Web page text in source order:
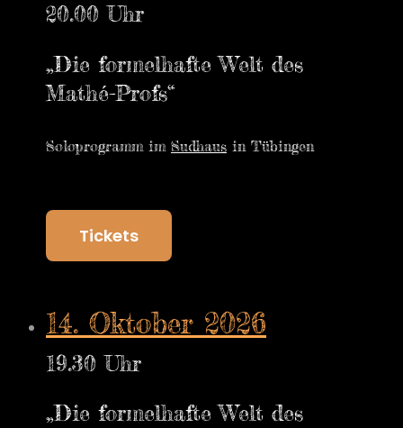
20.00 Uhr
„Die formelhafte Welt des
Mathé-Profs“
Soloprogramm im Sudhaus in Tübingen
Tickets
14. Oktober 2026
19.30 Uhr
„Die formelhafte Welt des